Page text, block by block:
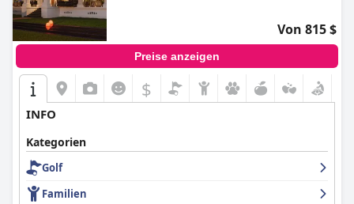
Von 815 $
Preise anzeigen
$
INFO
Kategorien
Golf
Familien